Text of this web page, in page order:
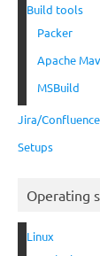
Build tools
Packer
Apache
MSBuild
Jira/Confluence
Setups
Operating
Linux